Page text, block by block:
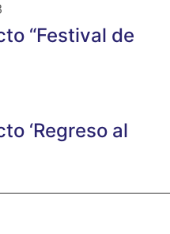
“Festival de
‘Regreso al